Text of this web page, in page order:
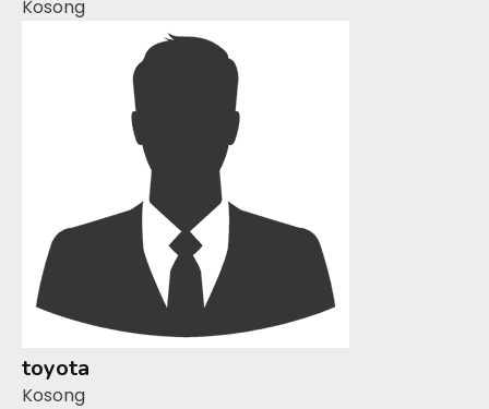
Kosong
toyota
Kosong